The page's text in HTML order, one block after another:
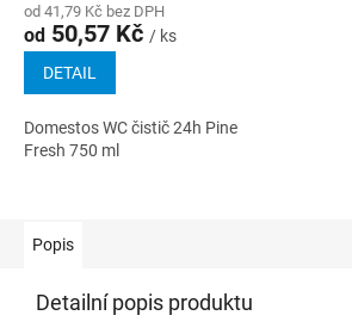
od 41,79 Kč bez DPH
od 50,57 Kč / ks
DETAIL
Domestos WC čistič 24h Pine
Fresh 750 ml
Popis
Detailní popis produktu